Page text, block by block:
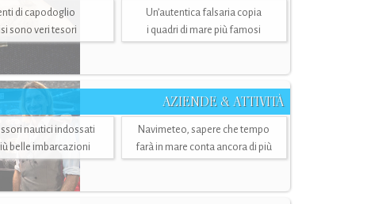
di capodoglio
sono veri tesori
Un’autentica falsaria copia
i quadri di mare più famosi
AZIENDE & ATTIVITÀ
nautici indossati
belle imbarcazioni
Navimeteo, sapere che tempo
farà in mare conta ancora di più